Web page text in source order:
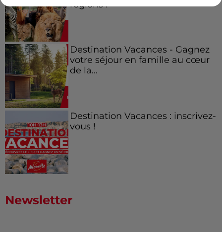
régions !
Destination Vacances - Gagnez
votre séjour en famille au cœur
de la...
Destination Vacances : inscrivez-
vous !
Newsletter